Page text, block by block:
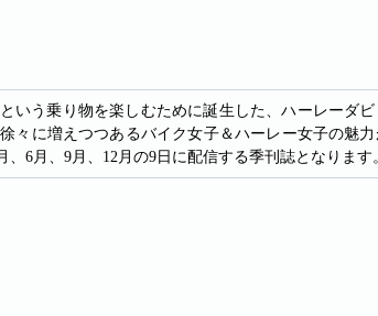
いう乗り物を楽しむために誕生した、ハーレーダ
々に増えつつあるバイク女子＆ハーレー女子の魅
6月、9月、12月の9日に配信する季刊誌となります